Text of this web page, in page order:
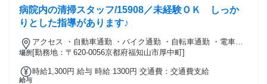
病院内の清掃スタッフ/15908／未経験ＯＫ しっか
りとした指導があります♪
場所
アクセス ・自動車通勤 ・バイク通勤 ・自転車通勤 ・電車通
勤 ・バス通勤 ・徒歩通勤
[勤務地：〒620-0056京都府福知山市厚中町]
給与
時給1,300円 給与 時給 1300円 交通費：交通費支給